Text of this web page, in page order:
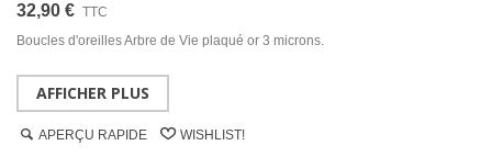
32,90 € TTC
Boucles d'oreilles Arbre de Vie plaqué or 3 microns.
AFFICHER PLUS
APERÇU RAPIDE WISHLIST!